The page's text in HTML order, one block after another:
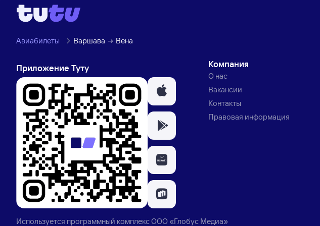
Авиабилеты Варшава Вена
Приложение Туту Компания
О нас
Вакансии
Контакты
Правовая информация
Используется программный комплексООО «Глобус Медиа»